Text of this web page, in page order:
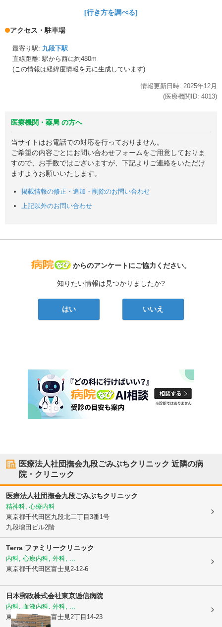
[行き方を調べる]
アクセス・駐車場
最寄り駅: 九段下駅
直線距離: 駅から西に約480m
(この情報は経緯度情報を元に生成しています)
情報更新日時: 2025年12月
(医療機関ID: 4013)
医療機関・薬局 の方へ
当サイトはお電話での対応を行っておりません。
ご希望の内容ごとにお問い合わせフォームをご用意しておりま
すので、お手数ではございますが、下記よりご連絡をいただけ
ますようお願いいたします。
掲載情報の修正・追加・削除のお問い合わせ
上記以外のお問い合わせ
病院なび
からのアンケートにご協力ください。
知りたい情報は見つかりましたか?
はい いいえ
医療法人社団撫会九段ごみぶちクリニック 近隣の病
院・クリニック
医療法人社団撫会九段ごみぶちクリニック
精神科, 心療内科
東京都千代田区九段北二丁目3番1号
九段増田ビル2階
Terra ファミリークリニック
内科, 心療内科, 外科, ...
東京都千代田区富士見2-12-6
日本郵政株式会社東京逓信病院
内科, 血液内科, 外科, ...
東京都千代田区富士見2丁目14-23